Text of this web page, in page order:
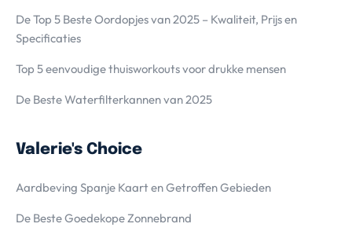
De Top 5 Beste Oordopjes van 2025 – Kwaliteit, Prijs en
Specificaties
Top 5 eenvoudige thuisworkouts voor drukke mensen
De Beste Waterfilterkannen van 2025
Valerie's Choice
Aardbeving Spanje Kaart en Getroffen Gebieden
De Beste Goedekope Zonnebrand